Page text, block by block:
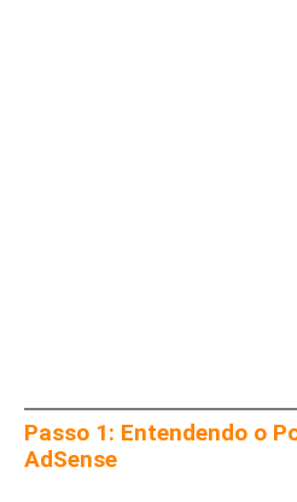
Passo 1: Entendendo o
AdSense